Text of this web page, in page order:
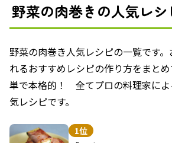
野菜の肉巻きの人気レ
野菜の肉巻き人気レシピの一覧です
れるおすすめレシピの作り方をまと
単で本格的！ 全てプロの料理家によ
気レシピです。
1位